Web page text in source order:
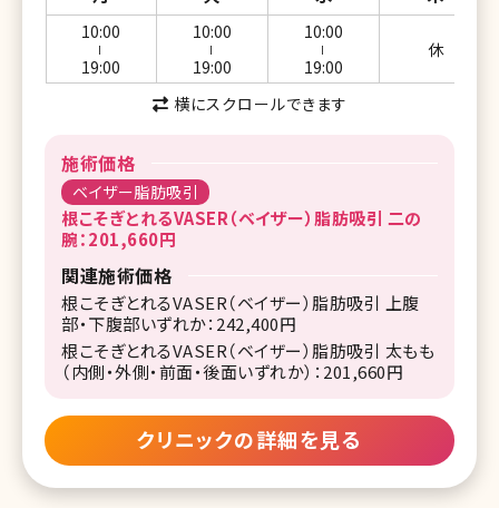
10:00
19:00
10:00
19:00
10:00
19:00
休
横にスクロールできます
施術価格
ベイザー脂肪吸引
根こそぎとれるVASER（ベイザー）脂肪吸引 二の
腕：201,660円
関連施術価格
根こそぎとれるVASER（ベイザー）脂肪吸引 上腹
部・下腹部いずれか：242,400円
根こそぎとれるVASER（ベイザー）脂肪吸引 太もも
（内側・外側・前面・後面いずれか）：201,660円
クリニックの詳細を見る